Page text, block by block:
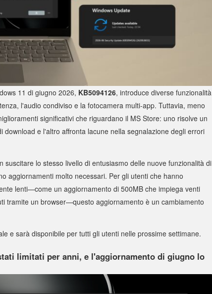
11 di giugno 2026, KB5094126, introduce diverse funzionalità
l'audio condiviso e la fotocamera multi-app. Tuttavia, meno
significativi che riguardano il MS Store: uno risolve un
download e l'altro affronta lacune nella segnalazione degli errori
suscitare lo stesso livello di entusiasmo delle nuove funzionalità di
aggiornamenti molto necessari. Per gli utenti che hanno
lenti—come un aggiornamento di 500MB che impiega venti
tramite un browser—questo aggiornamento è un cambiamento
e sarà disponibile per tutti gli utenti nelle prossime settimane.
limitati per anni, e l'aggiornamento di giugno lo